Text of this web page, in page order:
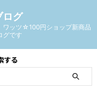
グ
ワッツ☆100円ショップ新商品
グです
する